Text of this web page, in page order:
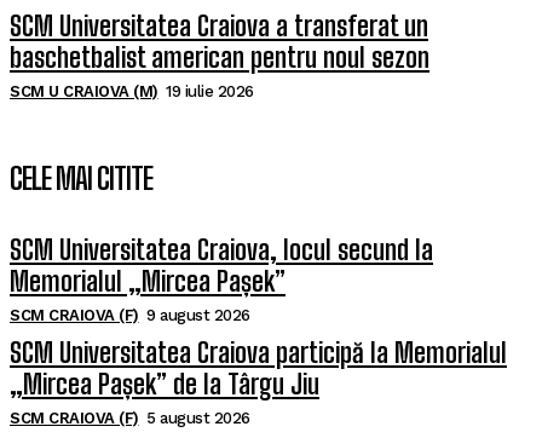
SCM Universitatea Craiova a transferat un
baschetbalist american pentru noul sezon
SCM U CRAIOVA (M) 19 iulie 2026
CELE MAI CITITE
SCM Universitatea Craiova, locul secund la
Memorialul „Mircea Pașek”
SCM CRAIOVA (F) 9 august 2026
SCM Universitatea Craiova participă la Memorialul
„Mircea Pașek” de la Târgu Jiu
SCM CRAIOVA (F) 5 august 2026